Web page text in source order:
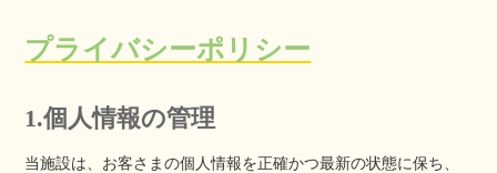
プライバシーポリシー
1.個人情報の管理
当施設は、お客さまの個人情報を正確かつ最新の状態に保ち、